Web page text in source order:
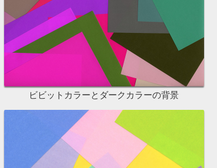
ビビットカラーとダークカラーの背景